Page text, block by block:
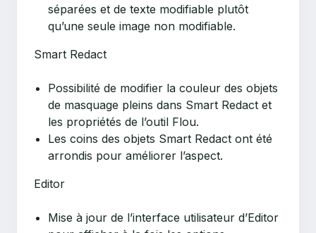
séparées et de texte modifiable plutôt
qu’une seule image non modifiable.
Smart Redact
Possibilité de modifier la couleur des objets
de masquage pleins dans Smart Redact et
les propriétés de l’outil Flou.
Les coins des objets Smart Redact ont été
arrondis pour améliorer l’aspect.
Editor
Mise à jour de l’interface utilisateur d’Editor